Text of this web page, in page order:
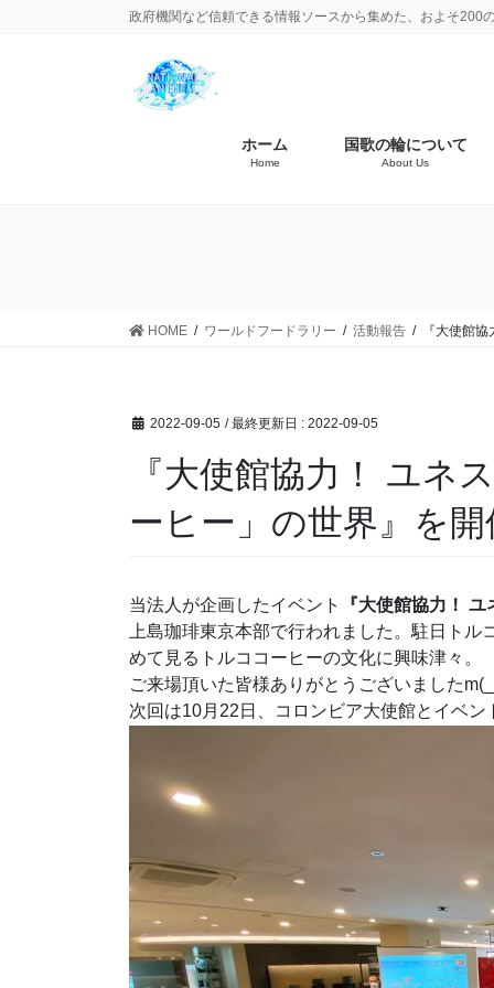
政府機関など信頼できる情報ソースから集めた、およそ200
ホーム
Home
国歌の輪について
About Us
HOME ワールドフードラリー 活動報告 『大使館
2022-09-05 / 最終更新日 : 2022-09-05
『大使館協力！ ユネ
ーヒー」の世界』を
当法人が企画したイベント
『大使館協力！
上島珈琲東京本部で行われました。駐日ト
めて見るトルココーヒーの文化に興味津々。
ご来場頂いた皆様ありがとうございました
次回は10月22日、コロンビア大使館とイベン